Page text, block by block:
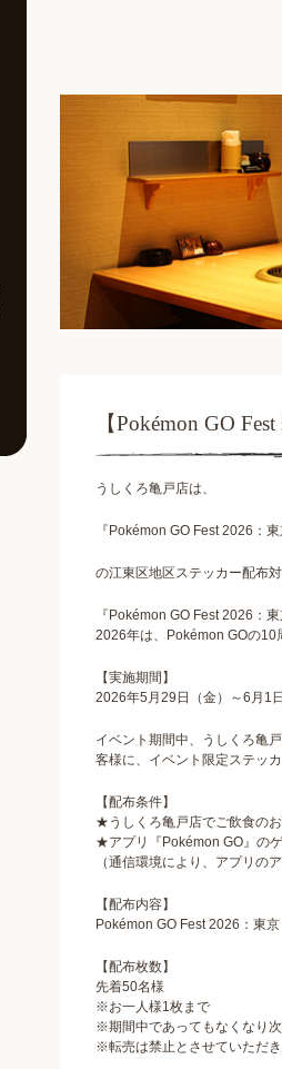
【Pokémon GO
うしくろ亀戸店は、
『Pokémon GO Fest 2026：東
の江東区地区ステッカー配布
『Pokémon GO Fest 2026：
2026年は、Pokémon GOの10
【実施期間】
2026年5月29日（金）～6月1
イベント期間中、うしくろ亀
客様に、イベント限定ステッ
【配布条件】
★うしくろ亀戸店でご飲食の
★アプリ『Pokémon GO』の
（通信環境により、アプリの
【配布内容】
Pokémon GO Fest 2026：東
【配布枚数】
先着50名様
※お一人様1枚まで
※期間中であってもなくなり
※転売は禁止とさせていただ